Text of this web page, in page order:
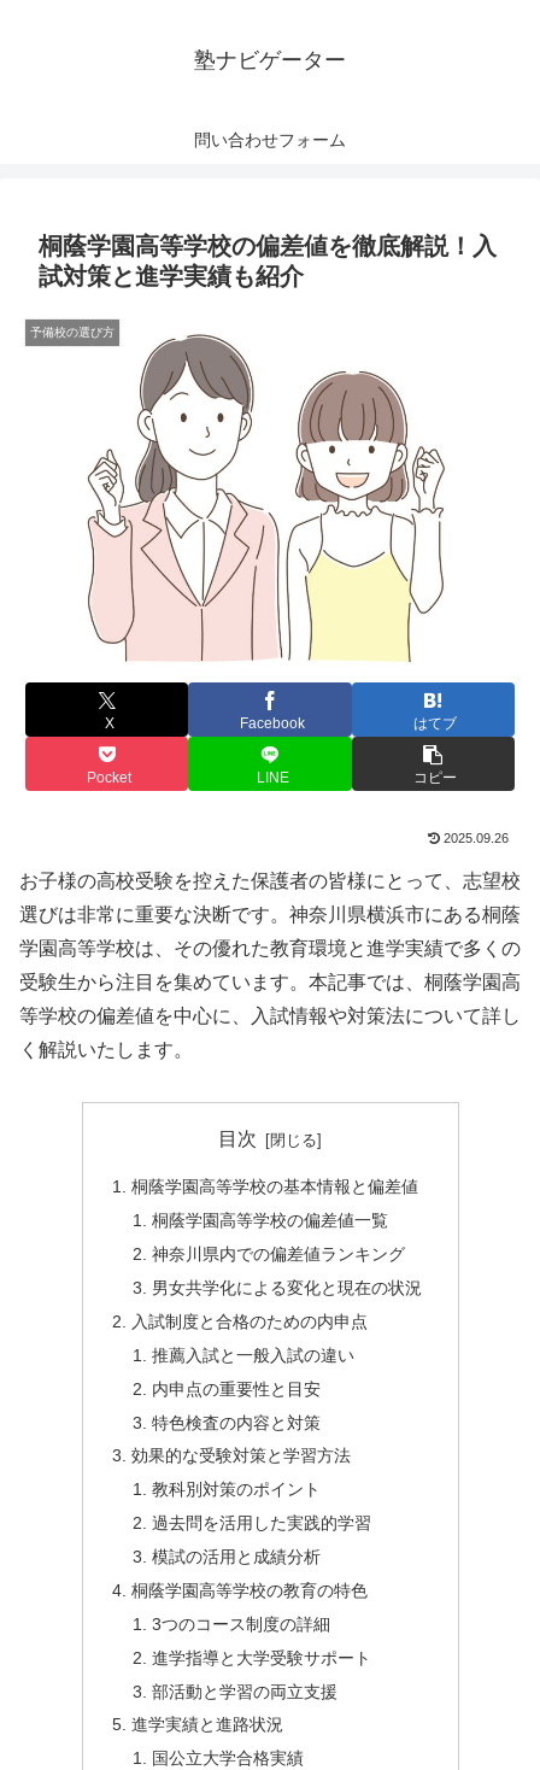
塾ナビゲーター
問い合わせフォーム
桐蔭学園高等学校の偏差値を徹底解説！入
試対策と進学実績も紹介
予備校の選び方
X Facebook はてブ
Pocket LINE コピー
2025.09.26
お子様の高校受験を控えた保護者の皆様にとって、志望校
選びは非常に重要な決断です。神奈川県横浜市にある桐蔭
学園高等学校は、その優れた教育環境と進学実績で多くの
受験生から注目を集めています。本記事では、桐蔭学園高
等学校の偏差値を中心に、入試情報や対策法について詳し
く解説いたします。
目次
桐蔭学園高等学校の基本情報と偏差値
桐蔭学園高等学校の偏差値一覧
神奈川県内での偏差値ランキング
男女共学化による変化と現在の状況
入試制度と合格のための内申点
推薦入試と一般入試の違い
内申点の重要性と目安
特色検査の内容と対策
効果的な受験対策と学習方法
教科別対策のポイント
過去問を活用した実践的学習
模試の活用と成績分析
桐蔭学園高等学校の教育の特色
3つのコース制度の詳細
進学指導と大学受験サポート
部活動と学習の両立支援
進学実績と進路状況
国公立大学合格実績